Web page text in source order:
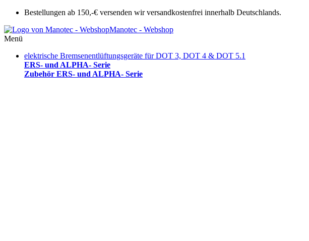
Bestellungen ab 150,-€ versenden wir versandkostenfrei innerhalb Deutschlands.
Manotec - Webshop
Menü
elektrische Bremsenentlüftungsgeräte für DOT 3, DOT 4 & DOT 5.1
ERS- und ALPHA- Serie
Zubehör ERS- und ALPHA- Serie